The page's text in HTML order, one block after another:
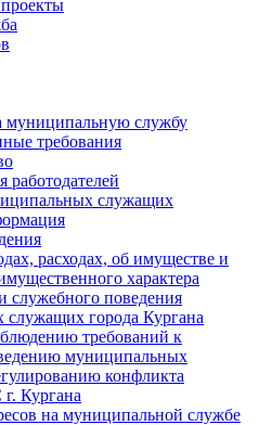
муниципальную службу
требования
служащих
расходах, об имуществе и
характера
служебного поведения
города Кургана
требований к
муниципальных
конфликта
Кургана
на муниципальной службе